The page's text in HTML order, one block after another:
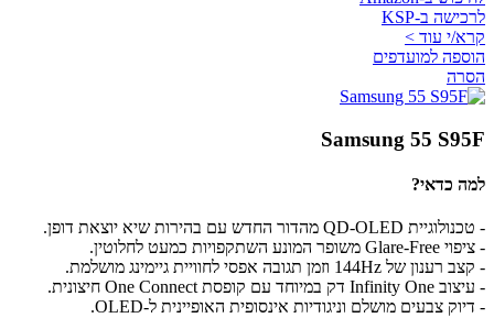
לרכישה ב-KSP
קרא/י עוד >
הוספה למועדפים
הסרה
Samsung 55 S95F
למה כדאי?
- טכנולוגיית QD-OLED מהדור החדש עם בהירות שיא יוצאת דופן.
- ציפוי Glare-Free משופר המונע השתקפויות כמעט לחלוטין.
- קצב רענון של 144Hz וזמן תגובה אפסי לחוויית גיימינג מושלמת.
- עיצוב Infinity One דק במיוחד עם קופסת One Connect חיצונית.
- דיוק צבעים מושלם וניגודיות אינסופית האופיינית ל-OLED.